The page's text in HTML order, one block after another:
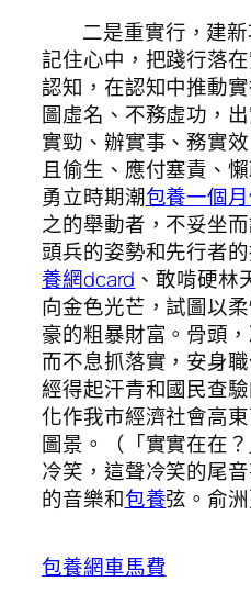
二是重實行，建
記住心中，把踐行落
認知，在認知中推動
圖虛名、不務虛功，
實勁、辦實事、務實
且偷生、應付塞責、
勇立時期潮包養一個
之的舉動者，不妥坐
頭兵的姿勢和先行者
養網dcard 、敢啃硬林
向金色光芒，試圖以
豪的粗暴財富。骨頭
而不息抓落實，安身
經得起汗青和國民查
化作我市經濟社會高
圖景。（ 「實實在在
冷笑，這聲冷笑的尾
的音樂和包養弦。俞洲
包養網車馬費